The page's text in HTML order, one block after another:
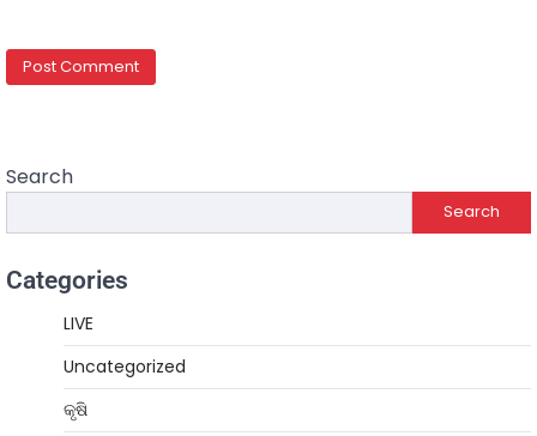
Search
Search
Categories
LIVE
Uncategorized
କୃଷି